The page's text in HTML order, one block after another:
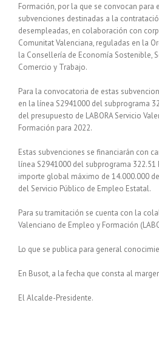
Formación, por la que se convocan para
subvenciones destinadas a la
desempleadas, en colaboración con
Comunitat Valenciana, reguladas en la
la Consellería de Economía Sostenible,
Comercio y Trabajo.
Para la convocatoria de estas
en la línea S2941000 del subprograma
del presupuesto de LABORA Servicio
Formación para 2022.
Estas subvenciones se financiarán con
línea S2941000 del subprograma
importe global máximo de 14.000.000
del Servicio Público de Empleo Estatal.
Para su tramitación se cuenta con la
Valenciano de Empleo y Formación
Lo que se publica para general
En Busot, a la fecha que consta al
El Alcalde-Presidente.